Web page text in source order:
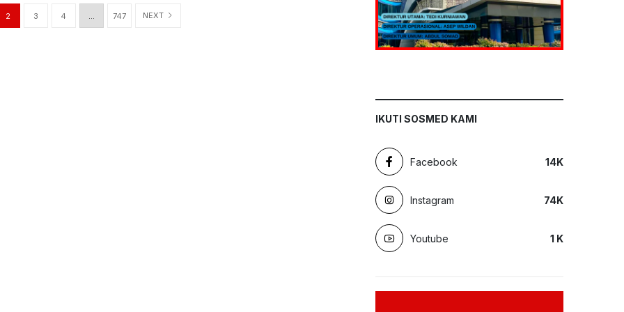
2 3 4 747 NEXT
IKUTI SOSMED KAMI
Facebook 14K
Instagram 74K
Youtube 1 K